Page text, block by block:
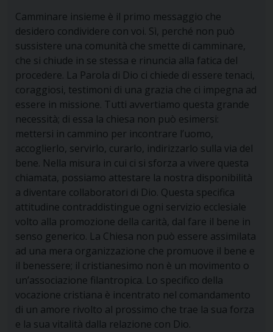
Camminare insieme è il primo messaggio che
desidero condividere con voi. Sì, perché non può
sussistere una comunità che smette di camminare,
che si chiude in se stessa e rinuncia alla fatica del
procedere. La Parola di Dio ci chiede di essere tenaci,
coraggiosi, testimoni di una grazia che ci impegna ad
essere in missione. Tutti avvertiamo questa grande
necessità; di essa la chiesa non può esimersi:
mettersi in cammino per incontrare l’uomo,
accoglierlo, servirlo, curarlo, indirizzarlo sulla via del
bene. Nella misura in cui ci si sforza a vivere questa
chiamata, possiamo attestare la nostra disponibilità
a diventare collaboratori di Dio. Questa specifica
attitudine contraddistingue ogni servizio ecclesiale
volto alla promozione della carità, dal fare il bene in
senso generico. La Chiesa non può essere assimilata
ad una mera organizzazione che promuove il bene e
il benessere; il cristianesimo non è un movimento o
un’associazione filantropica. Lo specifico della
vocazione cristiana è incentrato nel comandamento
di un amore rivolto al prossimo che trae la sua forza
e la sua vitalità dalla relazione con Dio.